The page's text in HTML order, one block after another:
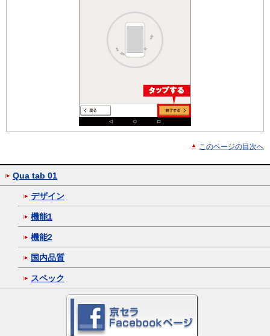
このページの目次へ
Qua tab 01
デザイン
機能1
機能2
国内品質
スペック